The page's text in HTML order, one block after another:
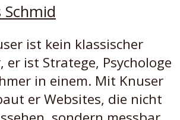
ist kein klassischer
er ist Stratege, Psychologe
in einem. Mit Knuser
er Websites, die nicht